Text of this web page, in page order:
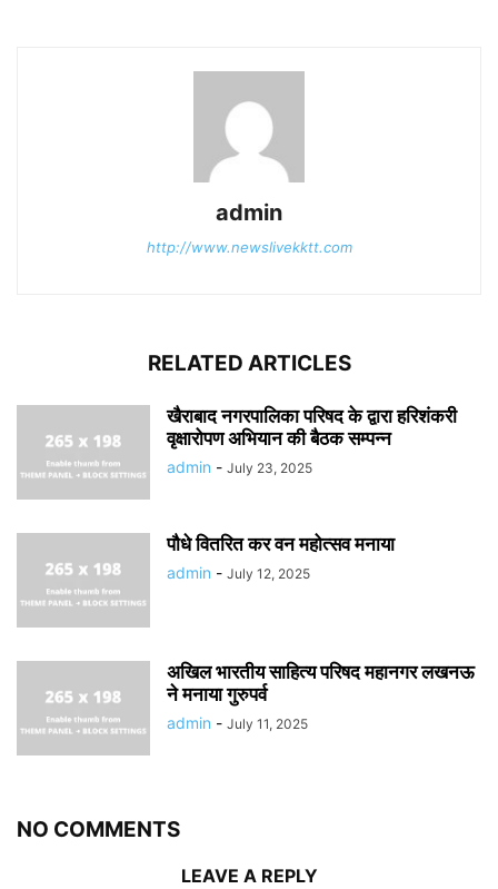
admin
http://www.newslivekktt.com
RELATED ARTICLES
खैराबाद नगरपालिका परिषद के द्वारा हरिशंकरी
वृक्षारोपण अभियान की बैठक सम्पन्न
admin - July 23, 2025
पौधे वितरित कर वन महोत्सव मनाया
admin - July 12, 2025
अखिल भारतीय साहित्य परिषद महानगर लखनऊ
ने मनाया गुरुपर्व
admin - July 11, 2025
NO COMMENTS
LEAVE A REPLY